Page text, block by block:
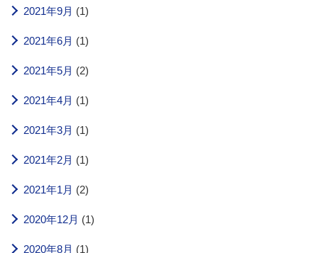
2021年9月 (1)
2021年6月 (1)
2021年5月 (2)
2021年4月 (1)
2021年3月 (1)
2021年2月 (1)
2021年1月 (2)
2020年12月 (1)
2020年8月 (1)